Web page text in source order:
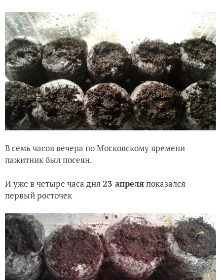
В семь часов вечера по Московскому времени
пажитник был посеян.
И уже в четыре часа дня23 апреляпоказался
первый росточек